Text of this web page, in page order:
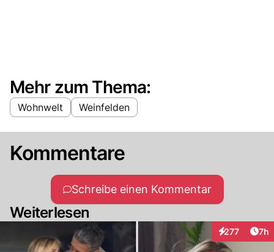
Mehr zum Thema:
Wohnwelt Weinfelden
Kommentare
Schreibe einen Kommentar
Weiterlesen
277
Interaktionen
7h